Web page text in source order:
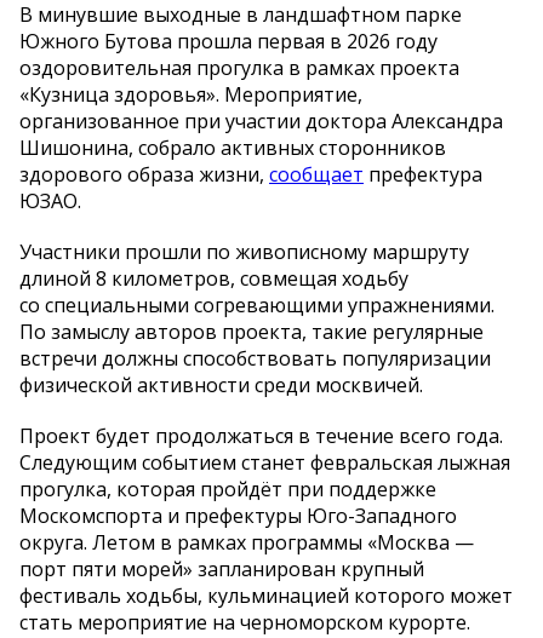
В минувшие выходные в ландшафтном парке
Южного Бутова прошла первая в 2026 году
оздоровительная прогулка в рамках проекта
«Кузница здоровья». Мероприятие,
организованное при участии доктора Александра
Шишонина, собрало активных сторонников
здорового образа жизни, сообщает префектура
ЮЗАО.
Участники прошли по живописному маршруту
длиной 8 километров, совмещая ходьбу
со специальными согревающими упражнениями.
По замыслу авторов проекта, такие регулярные
встречи должны способствовать популяризации
физической активности среди москвичей.
Проект будет продолжаться в течение всего года.
Следующим событием станет февральская лыжная
прогулка, которая пройдёт при поддержке
Москомспорта и префектуры Юго-Западного
округа. Летом в рамках программы «Москва —
порт пяти морей» запланирован крупный
фестиваль ходьбы, кульминацией которого может
стать мероприятие на черноморском курорте.